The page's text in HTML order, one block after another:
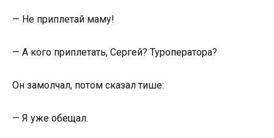
— Не приплетай маму!
— А кого приплетать, Сергей? Туроператора?
Он замолчал, потом сказал тише:
— Я уже обещал.